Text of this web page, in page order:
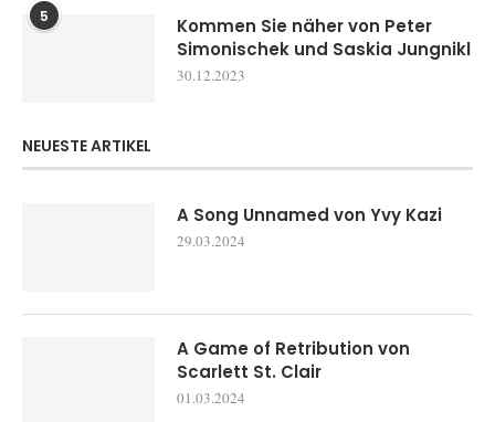
5
Kommen Sie näher von Peter
Simonischek und Saskia Jungnikl
30.12.2023
NEUESTE ARTIKEL
A Song Unnamed von Yvy Kazi
29.03.2024
A Game of Retribution von
Scarlett St. Clair
01.03.2024